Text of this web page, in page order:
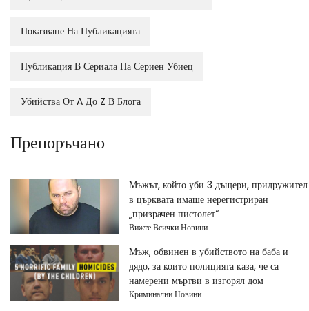
Показване На Публикацията
Публикация В Сериала На Сериен Убиец
Убийства От A До Z В Блога
Препоръчано
Мъжът, който уби 3 дъщери, придружител
в църквата имаше нерегистриран
„призрачен пистолет“
Вижте Всички Новини
Мъж, обвинен в убийството на баба и
дядо, за които полицията каза, че са
намерени мъртви в изгорял дом
Криминални Новини